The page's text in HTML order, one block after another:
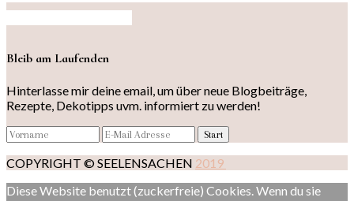
Bleib am Laufenden
Hinterlasse mir deine email, um über neue Blogbeiträge,
Rezepte, Dekotipps uvm. informiert zu werden!
COPYRIGHT © SEELENSACHEN 2019
Diese Website benutzt (zuckerfreie) Cookies. Wenn du sie